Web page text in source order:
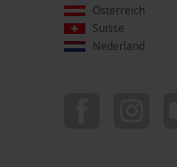
Österreich
Suisse
Nederland